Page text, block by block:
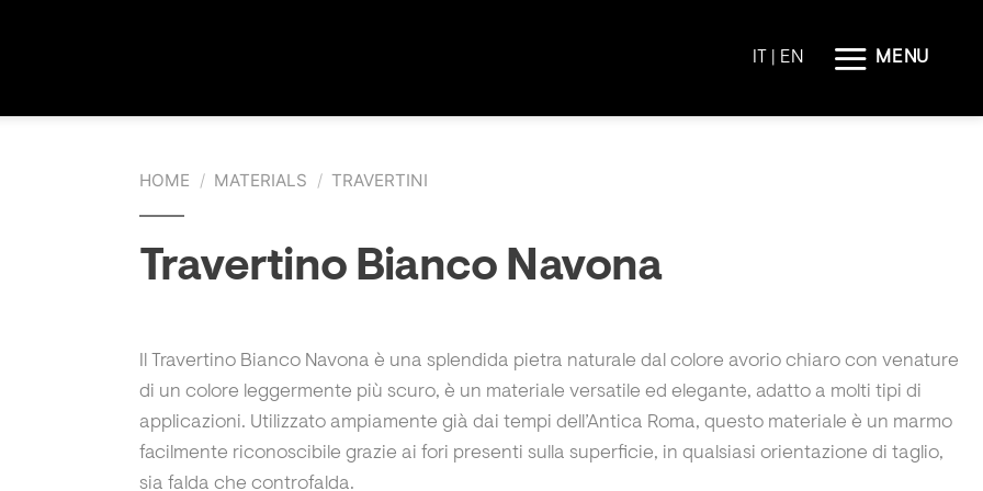
IT | EN MENU
HOME / MATERIALS / TRAVERTINI
Travertino Bianco Navona
Il Travertino Bianco Navona è una splendida pietra naturale dal colore avorio chiaro con venature
di un colore leggermente più scuro, è un materiale versatile ed elegante, adatto a molti tipi di
applicazioni. Utilizzato ampiamente già dai tempi dell’Antica Roma, questo materiale è un marmo
facilmente riconoscibile grazie ai fori presenti sulla superficie, in qualsiasi orientazione di taglio,
sia falda che controfalda.